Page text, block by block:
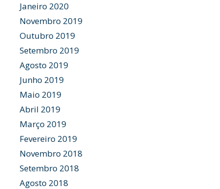
Janeiro 2020
Novembro 2019
Outubro 2019
Setembro 2019
Agosto 2019
Junho 2019
Maio 2019
Abril 2019
Março 2019
Fevereiro 2019
Novembro 2018
Setembro 2018
Agosto 2018